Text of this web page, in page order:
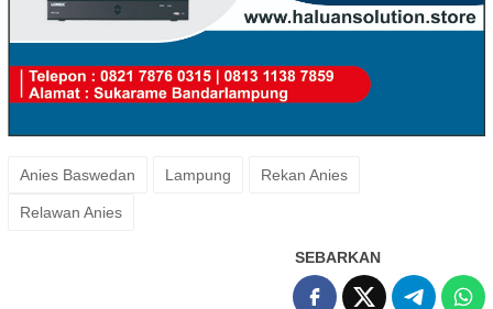
Anies Baswedan Lampung Rekan Anies
Relawan Anies
SEBARKAN